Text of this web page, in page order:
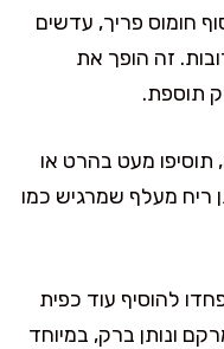
חומוס פריך, עדשים
זה הופך את
תוספת.
מעט בהרט או
ריח מעלף שמרגיש כמו
להוסיף עוד כפית
ונותן ברק, במיוחד